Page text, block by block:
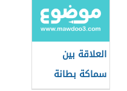
العلاقة بين
سماكة بطانة